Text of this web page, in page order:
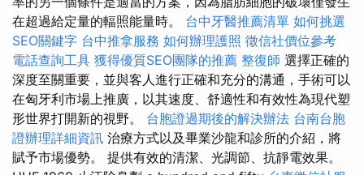
在超過給定量的輻照能量時。 台中牙醫推薦清單 如何挑選
SEO關鍵字 台中推拿服務 如何辦理護照 徵信社價位參考
電話查詢工具 獲得優質SEO團隊的推薦 整復師 選擇正確的
深度至關重要，並與客人進行正確和充分的溝通，手術可以
在匈牙利市場上推廣，以其速度、舒適性和有效性為現代塑
形世界打開新的視野。 台胞證過期後的解決辦法 台南台胞
證辦理詳細資訊 治療方式以及畢業沙龍和診所的介紹，將
賦予市場優勢。 提供有效的清潔、光調節、抗靜電效果。